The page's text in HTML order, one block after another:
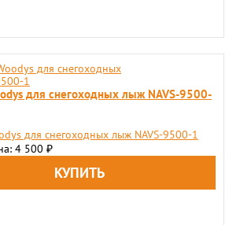
для снегоходных лыж NAVS-9500-
для снегоходных лыж NAVS-9500-1
4 500 ₽